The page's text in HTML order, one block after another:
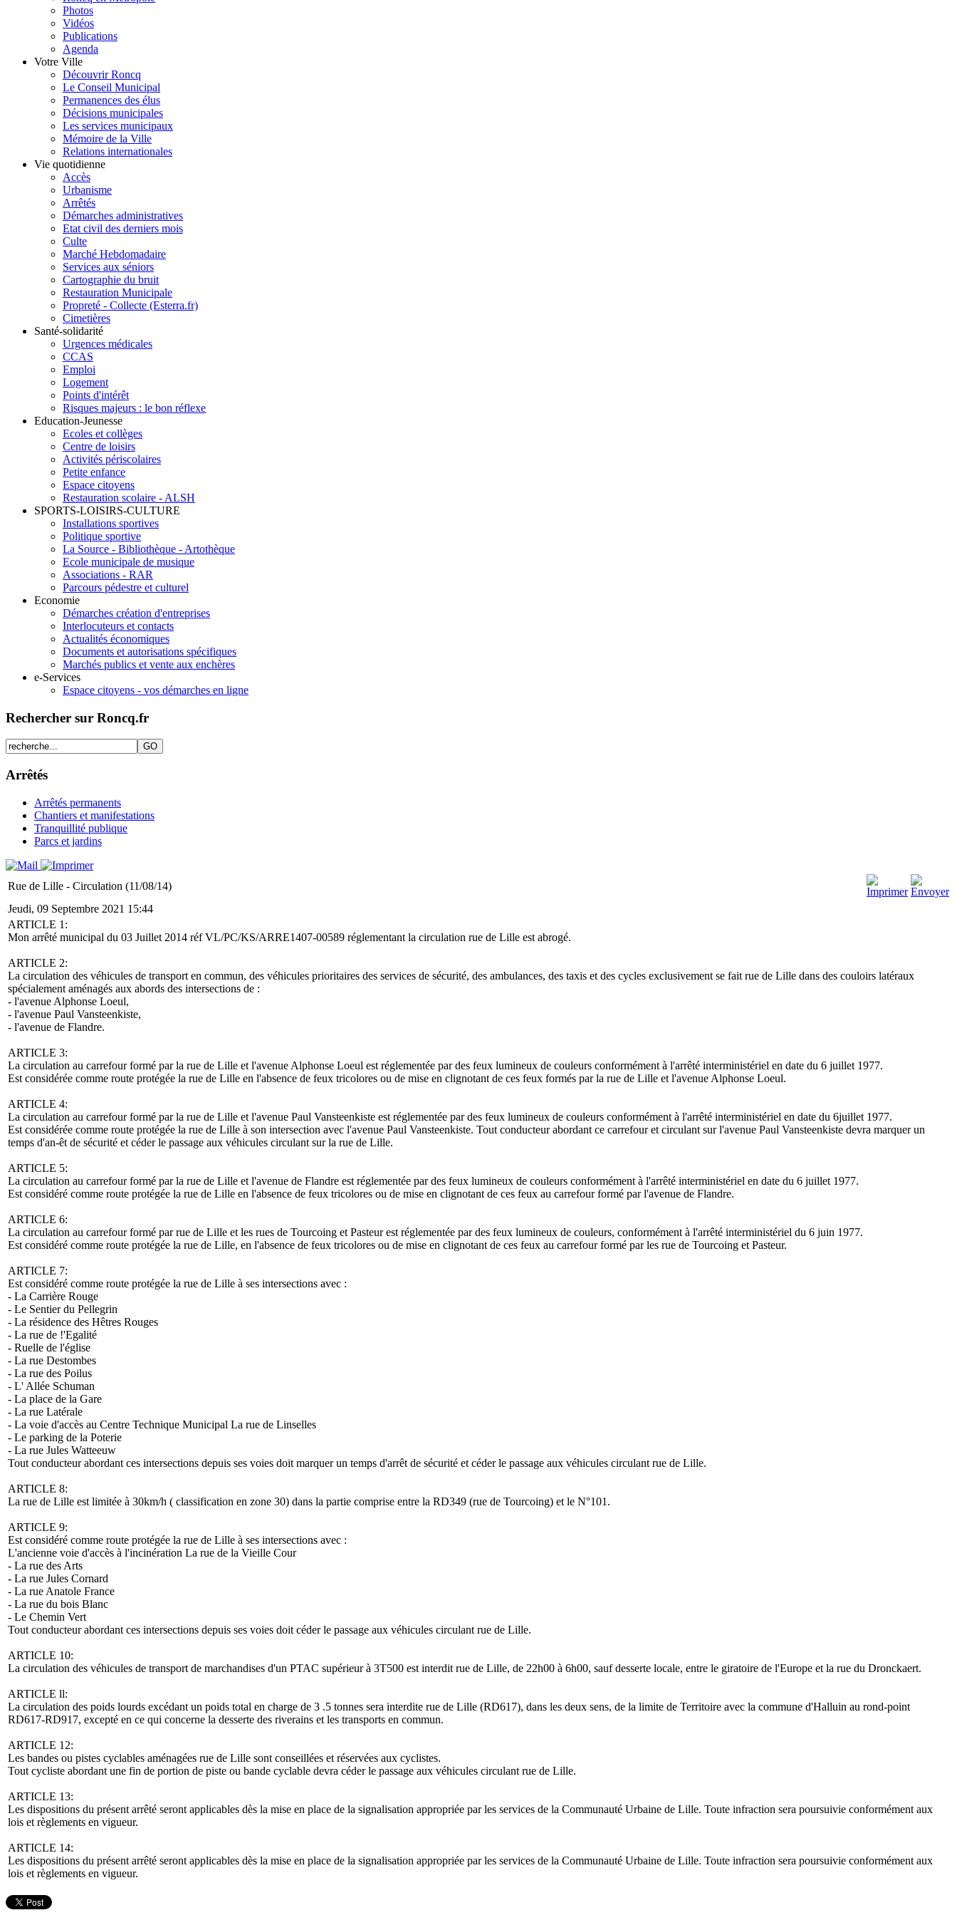
Photos
Vidéos
Publications
Agenda
Votre Ville
Découvrir Roncq
Le Conseil Municipal
Permanences des élus
Décisions municipales
Les services municipaux
Mémoire de la Ville
Relations internationales
Vie quotidienne
Accès
Urbanisme
Arrêtés
Démarches administratives
Etat civil des derniers mois
Culte
Marché Hebdomadaire
Services aux séniors
Cartographie du bruit
Restauration Municipale
Propreté - Collecte (Esterra.fr)
Cimetières
Santé-solidarité
Urgences médicales
CCAS
Emploi
Logement
Points d'intérêt
Risques majeurs : le bon réflexe
Education-Jeunesse
Ecoles et collèges
Centre de loisirs
Activités périscolaires
Petite enfance
Espace citoyens
Restauration scolaire - ALSH
SPORTS-LOISIRS-CULTURE
Installations sportives
Politique sportive
La Source - Bibliothèque - Artothèque
Ecole municipale de musique
Associations - RAR
Parcours pédestre et culturel
Economie
Démarches création d'entreprises
Interlocuteurs et contacts
Actualités économiques
Documents et autorisations spécifiques
Marchés publics et vente aux enchères
e-Services
Espace citoyens - vos démarches en ligne
Rechercher sur Roncq.fr
Arrêtés
Arrêtés permanents
Chantiers et manifestations
Tranquillité publique
Parcs et jardins
Rue de Lille - Circulation (11/08/14)
Jeudi, 09 Septembre 2021 15:44
ARTICLE 1:
Mon arrêté municipal du 03 Juillet 2014 réf VL/PC/KS/ARRE1407-00589 réglementant la circulation rue de Lille est abrogé.
ARTICLE 2:
La circulation des véhicules de transport en commun, des véhicules prioritaires des services de sécurité, des ambulances, des taxis et des cycles exclusivement se fait rue de Lille dans des couloirs latéraux
spécialement aménagés aux abords des intersections de :
- l'avenue Alphonse Loeul,
- l'avenue Paul Vansteenkiste,
- l'avenue de Flandre.
ARTICLE 3:
La circulation au carrefour formé par la rue de Lille et l'avenue Alphonse Loeul est réglementée par des feux lumineux de couleurs conformément à l'arrêté interministériel en date du 6 juillet 1977.
Est considérée comme route protégée la rue de Lille en l'absence de feux tricolores ou de mise en clignotant de ces feux formés par la rue de Lille et l'avenue Alphonse Loeul.
ARTICLE 4:
La circulation au carrefour formé par la rue de Lille et l'avenue Paul Vansteenkiste est réglementée par des feux lumineux de couleurs conformément à l'arrêté interministériel en date du 6juillet 1977.
Est considérée comme route protégée la rue de Lille à son intersection avec l'avenue Paul Vansteenkiste. Tout conducteur abordant ce carrefour et circulant sur l'avenue Paul Vansteenkiste devra marquer un
temps d'an-êt de sécurité et céder le passage aux véhicules circulant sur la rue de Lille.
ARTICLE 5:
La circulation au carrefour formé par la rue de Lille et l'avenue de Flandre est réglementée par des feux lumineux de couleurs conformément à l'arrêté interministériel en date du 6 juillet 1977.
Est considéré comme route protégée la rue de Lille en l'absence de feux tricolores ou de mise en clignotant de ces feux au carrefour formé par l'avenue de Flandre.
ARTICLE 6:
La circulation au carrefour formé par rue de Lille et les rues de Tourcoing et Pasteur est réglementée par des feux lumineux de couleurs, conformément à l'arrêté interministériel du 6 juin 1977.
Est considéré comme route protégée la rue de Lille, en l'absence de feux tricolores ou de mise en clignotant de ces feux au carrefour formé par les rue de Tourcoing et Pasteur.
ARTICLE 7:
Est considéré comme route protégée la rue de Lille à ses intersections avec :
- La Carrière Rouge
- Le Sentier du Pellegrin
- La résidence des Hêtres Rouges
- La rue de !'Egalité
- Ruelle de l'église
- La rue Destombes
- La rue des Poilus
- L' Allée Schuman
- La place de la Gare
- La rue Latérale
- La voie d'accès au Centre Technique Municipal La rue de Linselles
- Le parking de la Poterie
- La rue Jules Watteeuw
Tout conducteur abordant ces intersections depuis ses voies doit marquer un temps d'arrêt de sécurité et céder le passage aux véhicules circulant rue de Lille.
ARTICLE 8:
La rue de Lille est limitée à 30km/h ( classification en zone 30) dans la partie comprise entre la RD349 (rue de Tourcoing) et le N°101.
ARTICLE 9:
Est considéré comme route protégée la rue de Lille à ses intersections avec :
L'ancienne voie d'accès à l'incinération La rue de la Vieille Cour
- La rue des Arts
- La rue Jules Cornard
- La rue Anatole France
- La rue du bois Blanc
- Le Chemin Vert
Tout conducteur abordant ces intersections depuis ses voies doit céder le passage aux véhicules circulant rue de Lille.
ARTICLE 10:
La circulation des véhicules de transport de marchandises d'un PTAC supérieur à 3T500 est interdit rue de Lille, de 22h00 à 6h00, sauf desserte locale, entre le giratoire de l'Europe et la rue du Dronckaert.
ARTICLE ll:
La circulation des poids lourds excédant un poids total en charge de 3 .5 tonnes sera interdite rue de Lille (RD617), dans les deux sens, de la limite de Territoire avec la commune d'Halluin au rond-point
RD617-RD917, excepté en ce qui concerne la desserte des riverains et les transports en commun.
ARTICLE 12:
Les bandes ou pistes cyclables aménagées rue de Lille sont conseillées et réservées aux cyclistes.
Tout cycliste abordant une fin de portion de piste ou bande cyclable devra céder le passage aux véhicules circulant rue de Lille.
ARTICLE 13:
Les dispositions du présent arrêté seront applicables dès la mise en place de la signalisation appropriée par les services de la Communauté Urbaine de Lille. Toute infraction sera poursuivie conformément aux
lois et règlements en vigueur.
ARTICLE 14:
Les dispositions du présent arrêté seront applicables dès la mise en place de la signalisation appropriée par les services de la Communauté Urbaine de Lille. Toute infraction sera poursuivie conformément aux
lois et règlements en vigueur.